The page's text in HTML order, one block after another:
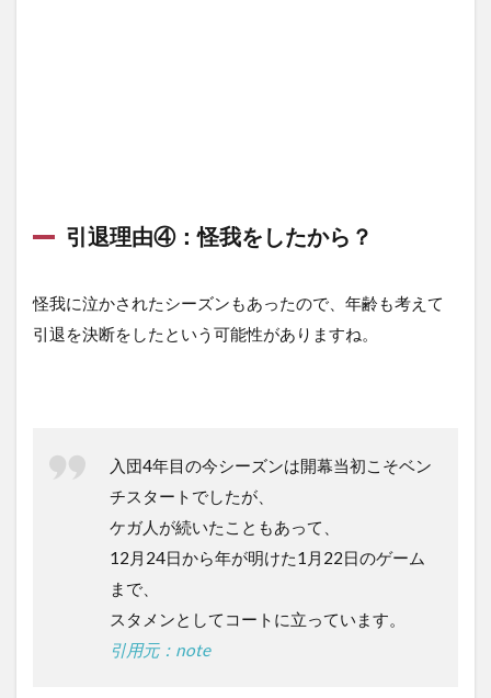
引退理由④：怪我をしたから？
怪我に泣かされたシーズンもあったので、年齢も考えて
引退を決断をしたという可能性がありますね。
入団4年目の今シーズンは開幕当初こそベン
チスタートでしたが、
ケガ人が続いたこともあって、
12月24日から年が明けた1月22日のゲーム
まで、
スタメンとしてコートに立っています。
引用元：note